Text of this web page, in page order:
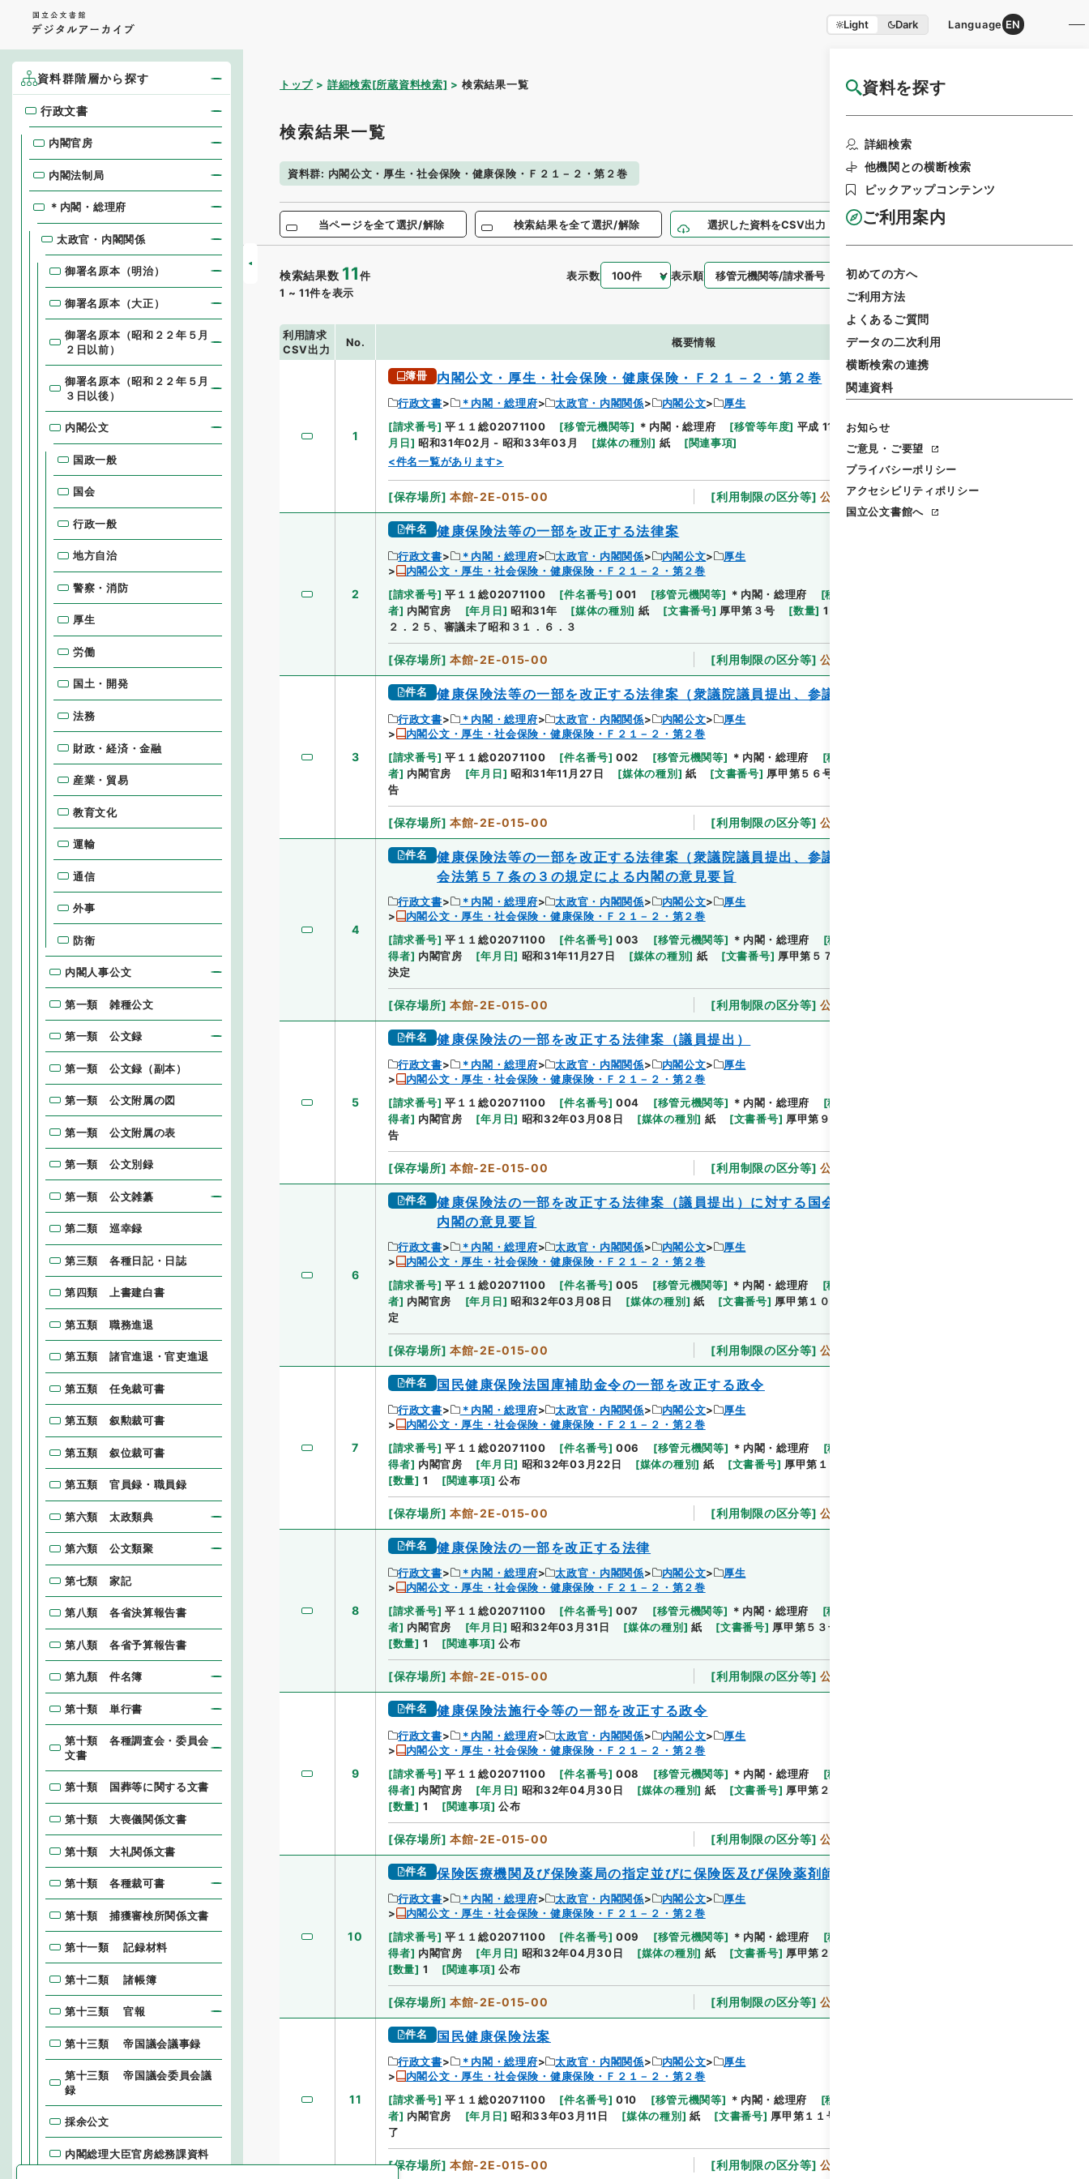
Light Dark Language EN
資料を探す
詳細検索
他機関との横断検索
ピックアップコンテンツ
ご利用案内
初めての方へ
ご利用方法
よくあるご質問
データの二次利用
横断検索の連携
関連資料
お知らせ
ご意見・ご要望
プライバシーポリシー
アクセシビリティポリシー
国立公文書館へ
トップ 詳細検索[所蔵資料検索] 検索結果一覧 国立公文書館HP利用案内
検索結果一覧
資料群: 内閣公文・厚生・社会保険・健康保険・Ｆ２１－２・第２巻
当ページを全て選択/解除 検索結果を全て選択/解除 選択した資料をCSV出力 選択した資料を利用請求
検索結果数 11件
1 ~ 11件を表示
表示数 表示順 表示スタイル
利用請求
CSV出力
No. 概要情報
1
簿冊 内閣公文・厚生・社会保険・健康保険・Ｆ２１－２・第２巻
行政文書 ＊内閣・総理府 太政官・内閣関係 内閣公文
厚生
[請求番号] 平１１総02071100 [移管元機関等] ＊内閣・総理府 [移管等年度] 平成 11 [作成・取得者
月日] 昭和31年02月 - 昭和33年03月 [媒体の種別] 紙 [関連事項]
<件名一覧があります>
[保存場所] 本館-2E-015-00 [利用制限の区分等] 公開
2
件名 健康保険法等の一部を改正する法律案
行政文書 ＊内閣・総理府 太政官・内閣関係 内閣公文
厚生
内閣公文・厚生・社会保険・健康保険・Ｆ２１－２・第２巻
[請求番号] 平１１総02071100 [件名番号] 001 [移管元機関等] ＊内閣・総理府 [移管等年度
者] 内閣官房 [年月日] 昭和31年 [媒体の種別] 紙 [文書番号] 厚甲第３号 [数量] 1
２．２５、審議未了昭和３１．６．３
[保存場所] 本館-2E-015-00 [利用制限の区分等] 公開
3
件名 健康保険法等の一部を改正する法律案（衆議院議員提出、参議院議員提出）
行政文書 ＊内閣・総理府 太政官・内閣関係 内閣公文
厚生
内閣公文・厚生・社会保険・健康保険・Ｆ２１－２・第２巻
[請求番号] 平１１総02071100 [件名番号] 002 [移管元機関等] ＊内閣・総理府 [移管等年度
者] 内閣官房 [年月日] 昭和31年11月27日 [媒体の種別 ] 紙 [文書番号] 厚甲第５６号
告
[保存場所] 本館-2E-015-00 [利用制限の区分等] 公開
4
件名
健康保険法等の一部を改正する法律案（衆議院議員提出、参議院議員提出）に対する国
会法第５７条の３の規定による内閣の意見要旨
行政文書 ＊内閣・総理府 太政官・内閣関係 内閣公文
厚生
内閣公文・厚生・社会保険・健康保険・Ｆ２１－２・第２巻
[請求番号] 平１１総02071100 [件名番号] 003 [移管元機関等] ＊内閣・総理府 [移管等年度
得者] 内閣官房 [年月日] 昭和31年11月27日 [媒体の種別] 紙 [文書番号] 厚甲第５７号
決定
[保存場所] 本館-2E-015-00 [利用制限の区分等] 公開
5
件名 健康保険法の一部を改正する法律案（議員提出）
行政文書 ＊内閣・総理府 太政官・内閣関係 内閣公文
厚生
内閣公文・厚生・社会保険・健康保険・Ｆ２１－２・第２巻
[請求番号] 平１１総02071100 [件名番号] 004 [移管元機関等] ＊内閣・総理府 [移管等年度
得者] 内閣官房 [年月日] 昭和32年03月08日 [媒体の種別] 紙 [文書番号] 厚甲第９号
告
[保存場所] 本館-2E-015-00 [利用制限の区分等] 公開
6
件名
健康保険法の一部を改正する法律案（議員提出）に対する国会法第５７条の３に基づく
内閣の意見要旨
行政文書 ＊内閣・総理府 太政官・内閣関係 内閣公文
厚生
内閣公文・厚生・社会保険・健康保険・Ｆ２１－２・第２巻
[請求番号] 平１１総02071100 [件名番号] 005 [移管元機関等] ＊内閣・総理府 [移管等年度
者] 内閣官房 [年月日] 昭和32年03月08日 [媒体の種別 ] 紙 [文書番号] 厚甲第１０号
定
[保存場所] 本館-2E-015-00 [利用制限の区分等] 公開
7
件名 国民健康保険法国庫補助金令の一部を改正する政令
行政文書 ＊内閣・総理府 太政官・内閣関係 内閣公文
厚生
内閣公文・厚生・社会保険・健康保険・Ｆ２１－２・第２巻
[請求番号] 平１１総02071100 [件名番号] 006 [移管元機関等] ＊内閣・総理府 [移管等年度
得者] 内閣官房 [年月日] 昭和32年03月22日 [媒体の種別] 紙 [文書番号] 厚甲第１４号
[数量] 1 [関連事項] 公布
[保存場所] 本館-2E-015-00 [利用制限の区分等] 公開
8
件名 健康保険法の一部を改正する法律
行政文書 ＊内閣・総理府 太政官・内閣関係 内閣公文
厚生
内閣公文・厚生・社会保険・健康保険・Ｆ２１－２・第２巻
[請求番号] 平１１総02071100 [件名番号] 007 [移管元機関等] ＊内閣・総理府 [移管等年度
者] 内閣官房 [年月日] 昭和32年03月31日 [媒体の種別 ] 紙 [文書番号] 厚甲第５３号
[数量] 1 [関連事項] 公布
[保存場所] 本館-2E-015-00 [利用制限の区分等] 公開
9
件名 健康保険法施行令等の一部を改正する政令
行政文書 ＊内閣・総理府 太政官・内閣関係 内閣公文
厚生
内閣公文・厚生・社会保険・健康保険・Ｆ２１－２・第２巻
[請求番号] 平１１総02071100 [件名番号] 008 [移管元機関等] ＊内閣・総理府 [移管等年度
得者] 内閣官房 [年月日] 昭和32年04月30日 [媒体の種別] 紙 [文書番号] 厚甲第２５号
[数量] 1 [関連事項] 公布
[保存場所] 本館-2E-015-00 [利用制限の区分等] 公開
10
件名 保険医療機関及び保険薬局の指定並びに保険医及び保険薬剤師の登録に関する政令
行政文書 ＊内閣・総理府 太政官・内閣関係 内閣公文
厚生
内閣公文・厚生・社会保険・健康保険・Ｆ２１－２・第２巻
[請求番号] 平１１総02071100 [件名番号] 009 [移管元機関等] ＊内閣・総理府 [移管等年度
得者] 内閣官房 [年月日] 昭和32年04月30日 [媒体の種別] 紙 [文書番号] 厚甲第２６号
[数量] 1 [関連事項] 公布
[保存場所] 本館-2E-015-00 [利用制限の区分等] 公開
11
件名 国民健康保険法案
行政文書 ＊内閣・総理府 太政官・内閣関係 内閣公文
厚生
内閣公文・厚生・社会保険・健康保険・Ｆ２１－２・第２巻
[請求番号] 平１１総02071100 [件名番号] 010 [移管元機関等] ＊内閣・総理府 [移管等年度
者] 内閣官房 [年月日] 昭和33年03月11日 [媒体の種別 ] 紙 [文書番号] 厚甲第１１号
了
[保存場所] 本館-2E-015-00 [利用制限の区分等] 公開
資料群階層から探す
行政文書
行政文書
内閣官房
内閣法制局
＊内閣・総理府
太政官・内閣関係
御署名原本（明治）
御署名原本（大正）
御署名原本（昭和２２年５月
２日以前）
御署名原本（昭和２２年５月
３日以後）
内閣公文
国政一般
国会
行政一般
地方自治
警察・消防
厚生
労働
国土・開発
法務
財政・経済・金融
産業・貿易
教育文化
運輸
通信
外事
防衛
内閣人事公文
第一類 雑種公文
第一類 公文録
第一類 公文録（副本）
第一類 公文附属の図
第一類 公文附属の表
第一類 公文別録
第一類 公文雑纂
第二類 巡幸録
第三類 各種日記・日誌
第四類 上書建白書
第五類 職務進退
第五類 諸官進退・官吏進退
第五類 任免裁可書
第五類 叙勲裁可書
第五類 叙位裁可書
第五類 官員録・職員録
第六類 太政類典
第六類 公文類聚
第七類 家記
第八類 各省決算報告書
第八類 各省予算報告書
第九類 件名簿
第十類 単行書
第十類 各種調査会・委員会
文書
第十類 国葬等に関する文書
第十類 大喪儀関係文書
第十類 大礼関係文書
第十類 各種裁可書
第十類 捕獲審検所関係文書
第十一類 記録材料
第十二類 諸帳簿
第十三類 官報
第十三類 帝国議会議事録
第十三類 帝国議会委員会議
録
採余公文
内閣総理大臣官房総務課資料